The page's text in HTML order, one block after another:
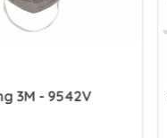
3M - 9542V